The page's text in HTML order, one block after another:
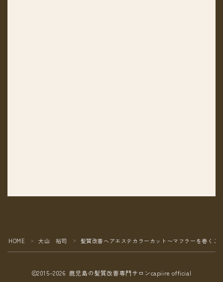
HOME ＞ 大山 裕司 ＞ 髪質改善ヘアエステカラーカット〜マフラーを巻くこ
2015–2026 鹿児島の髪質改善専門サロンcapiire official